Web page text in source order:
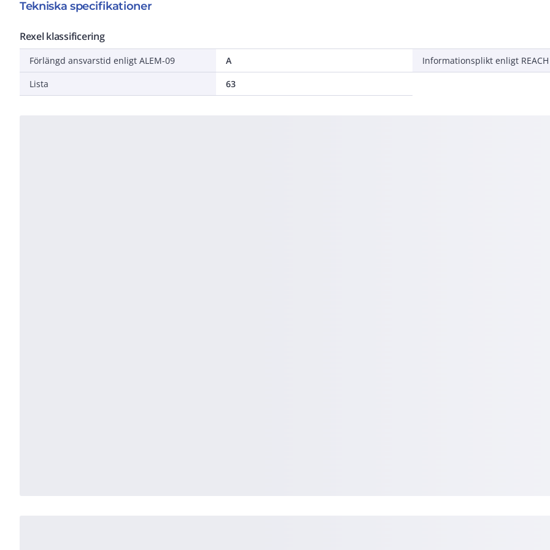
Tekniska specifikationer
Rexel klassificering
Förlängd ansvarstid enligt ALEM-09
A
Lista
63
Informationsplikt enligt REACH